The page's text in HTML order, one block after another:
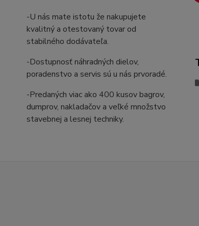
-U nás mate istotu že nakupujete
kvalitný a otestovaný tovar od
stabilného dodávateľa.
-Dostupnosť náhradných dielov,
poradenstvo a servis sú u nás prvoradé.
-Predaných viac ako 400 kusov bagrov,
dumprov, nakladačov a veľké množstvo
stavebnej a lesnej techniky.